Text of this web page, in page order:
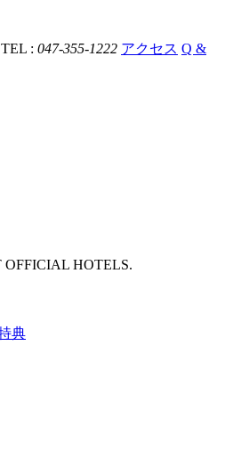
: 047-355-1222 アクセス Q &
OFFICIAL HOTELS.
典